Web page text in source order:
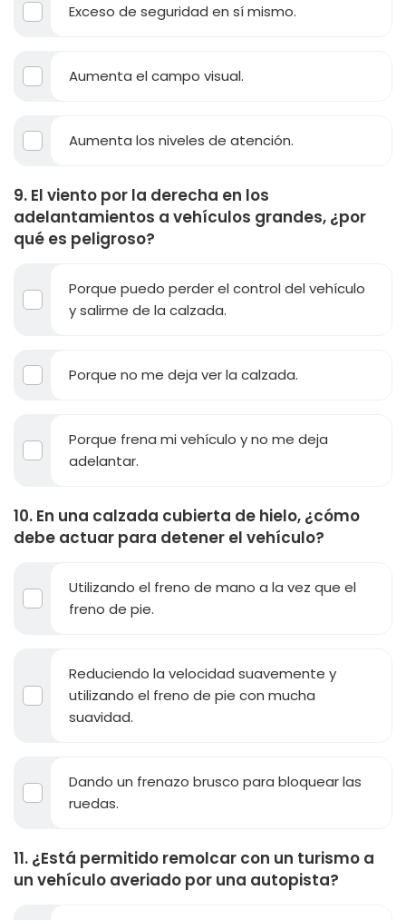
Exceso de seguridad en sí mismo.
Aumenta el campo visual.
Aumenta los niveles de atención.
9. El viento por la derecha en los
adelantamientos a vehículos grandes, ¿por
qué es peligroso?
Porque puedo perder el control del vehículo
y salirme de la calzada.
Porque no me deja ver la calzada.
Porque frena mi vehículo y no me deja
adelantar.
10. En una calzada cubierta de hielo, ¿cómo
debe actuar para detener el vehículo?
Utilizando el freno de mano a la vez que el
freno de pie.
Reduciendo la velocidad suavemente y
utilizando el freno de pie con mucha
suavidad.
Dando un frenazo brusco para bloquear las
ruedas.
11. ¿Está permitido remolcar con un turismo a
un vehículo averiado por una autopista?